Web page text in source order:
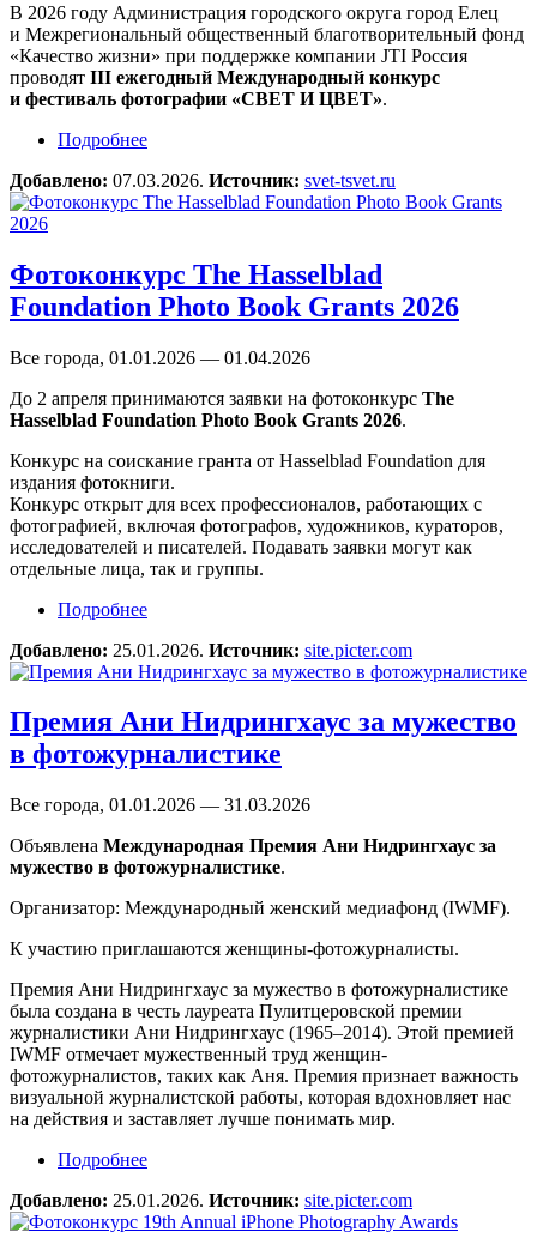
В 2026 году Администрация городского округа город Елец
и Межрегиональный общественный благотворительный фонд
«Качество жизни» при поддержке компании JTI Россия
проводят III ежегодный Международный конкурс
и фестиваль фотографии «СВЕТ И ЦВЕТ».
Подробнее
Добавлено: 07.03.2026. Источник: svet-tsvet.ru
Фотоконкурс The Hasselblad
Foundation Photo Book Grants 2026
Все города, 01.01.2026 — 01.04.2026
До 2 апреля принимаются заявки на фотоконкурс The
Hasselblad Foundation Photo Book Grants 2026.
Конкурс на соискание гранта от Hasselblad Foundation для
издания фотокниги.
Конкурс открыт для всех профессионалов, работающих с
фотографией, включая фотографов, художников, кураторов,
исследователей и писателей. Подавать заявки могут как
отдельные лица, так и группы.
Подробнее
Добавлено: 25.01.2026. Источник: site.picter.com
Премия Ани Нидрингхаус за мужество
в фотожурналистике
Все города, 01.01.2026 — 31.03.2026
Объявлена Международная Премия Ани Нидрингхаус за
мужество в фотожурналистике.
Организатор: Международный женский медиафонд (IWMF).
К участию приглашаются женщины-фотожурналисты.
Премия Ани Нидрингхаус за мужество в фотожурналистике
была создана в честь лауреата Пулитцеровской премии
журналистики Ани Нидрингхаус (1965–2014). Этой премией
IWMF отмечает мужественный труд женщин-
фотожурналистов, таких как Аня. Премия признает важность
визуальной журналистской работы, которая вдохновляет нас
на действия и заставляет лучше понимать мир.
Подробнее
Добавлено: 25.01.2026. Источник: site.picter.com